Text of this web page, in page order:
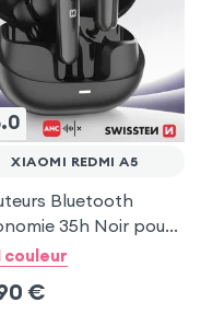
XIAOMI REDMI A5
Bluetooth
35h Noir pour
Redmi A5
couleur
€